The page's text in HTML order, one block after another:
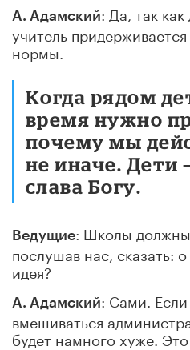
А. Адамский: Да, так
учитель
нормы.
Когда рядом
время нужно
почему мы
не иначе. Дети
слава Богу.
Ведущие: Школы должны
послушав нас, сказать:
идея?
А. Адамский: Сами.
вмешиваться
будет намного хуже. Это